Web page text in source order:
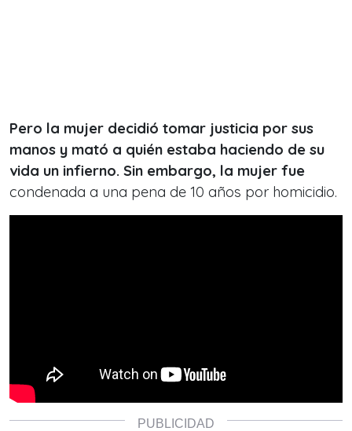
Pero la mujer decidió tomar justicia por sus
manos y mató a quién estaba haciendo de su
vida un infierno. Sin embargo, la mujer fue
condenada a una pena de 10 años por homicidio.